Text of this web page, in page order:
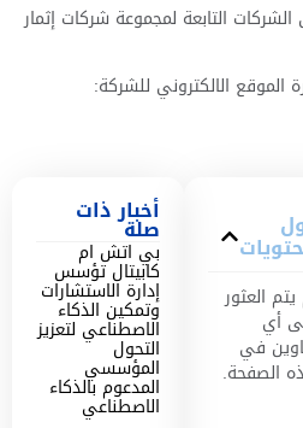
العثور
أي
في
الصفحة.
أخبار ذات
صلة
بي اتش ام
كابيتال تؤسس
إدارة الاستشارات
وتمكين الذكاء
الاصطناعي لتعزيز
التحول
المؤسسي
المدعوم بالذكاء
الاصطناعي
التابعة لمجموعة شركات إثمار
الموقع الالكتروني للشركة: